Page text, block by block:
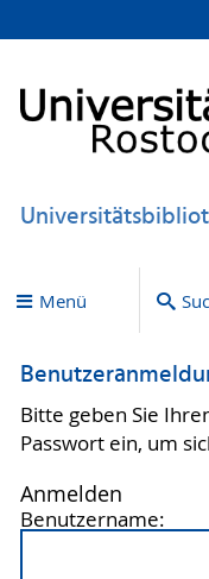
Menü
Bitte geben Sie
Passwort ein, um
Anmelden
Benutzername: